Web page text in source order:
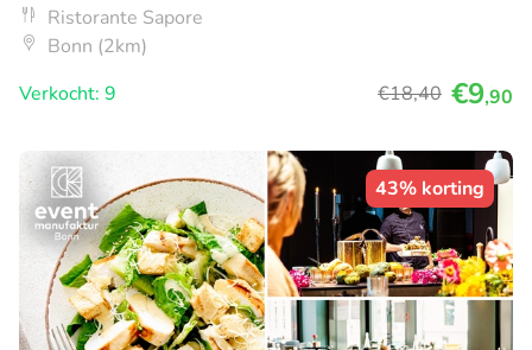
Ristorante Sapore
Bonn (2km)
Verkocht: 9
€18,40 €9,90
43% korting